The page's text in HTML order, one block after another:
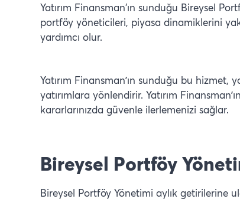
Yatırım Finansman'ın sunduğu Bireysel
portföy yöneticileri, piyasa dinamiklerini
yardımcı olur.
Yatırım Finansman’ın sunduğu bu
yatırımlara yönlendirir. Yatırım
kararlarınızda güvenle ilerlemenizi sağlar.
Bireysel Portföy
Bireysel Portföy Yönetimi aylık getirilerine